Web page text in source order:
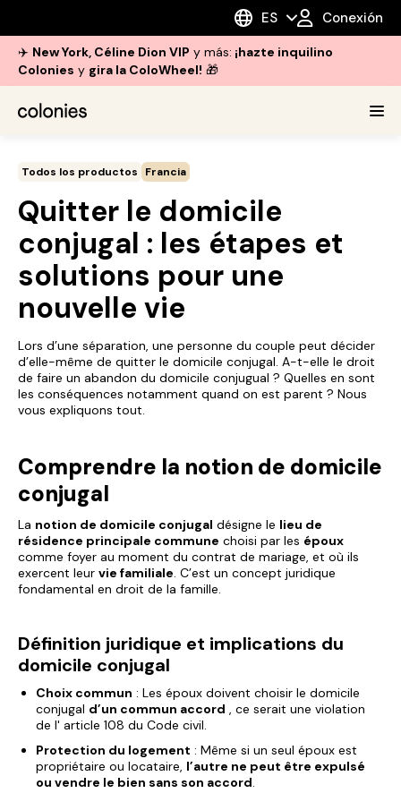
ES Conexión
✈️ New York, Céline Dion VIP y más: ¡hazte inquilino
Colonies y gira la ColoWheel! 🎁
Todos los productos Francia
Quitter le domicile
conjugal : les étapes et
solutions pour une
nouvelle vie
Lors d’une séparation, une personne du couple peut décider
d’elle-même de quitter le domicile conjugal. A-t-elle le droit
de faire un abandon du domicile conjugual ? Quelles en sont
les conséquences notamment quand on est parent ? Nous
vous expliquons tout.
Comprendre la notion de domicile
conjugal
La notion de domicile conjugal désigne le lieu de
résidence principale commune choisi par les époux
comme foyer au moment du contrat de mariage, et où ils
exercent leur vie familiale. C’est un concept juridique
fondamental en droit de la famille.
Définition juridique et implications du
domicile conjugal
Choix commun : Les époux doivent choisir le domicile
conjugal d’un commun accord , ce serait une violation
de l' article 108 du Code civil.
Protection du logement : Même si un seul époux est
propriétaire ou locataire, l’autre ne peut être expulsé
ou vendre le bien sans son accord.